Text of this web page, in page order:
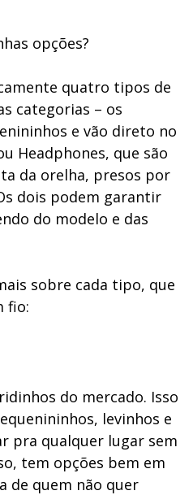
opções?
quatro tipos de
categorias – os
e vão direto no
Headphones, que são
da orelha, presos por
dois podem garantir
do modelo e das
sobre cada tipo, que
fio:
do mercado. Isso
levinhos e
pra qualquer lugar sem
tem opções bem em
de quem não quer